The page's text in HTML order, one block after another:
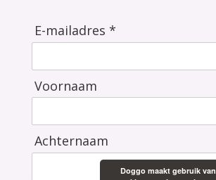
E-mailadres *
Voornaam
Achternaam
Doggo maakt gebruik van